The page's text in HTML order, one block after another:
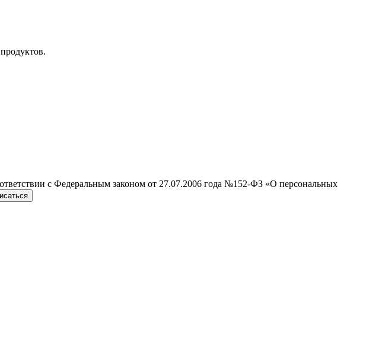
с Федеральным законом от 27.07.2006 года №152-ФЗ «О персональных